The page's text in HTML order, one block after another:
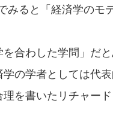
みると「経済学のモ
合わした学問」だと
の学者としては代
を書いたリチャー